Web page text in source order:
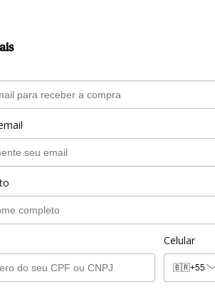
Celular
🇧🇷+55